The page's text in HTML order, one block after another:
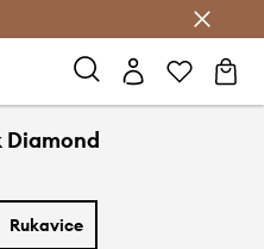
Diamond
rukavice